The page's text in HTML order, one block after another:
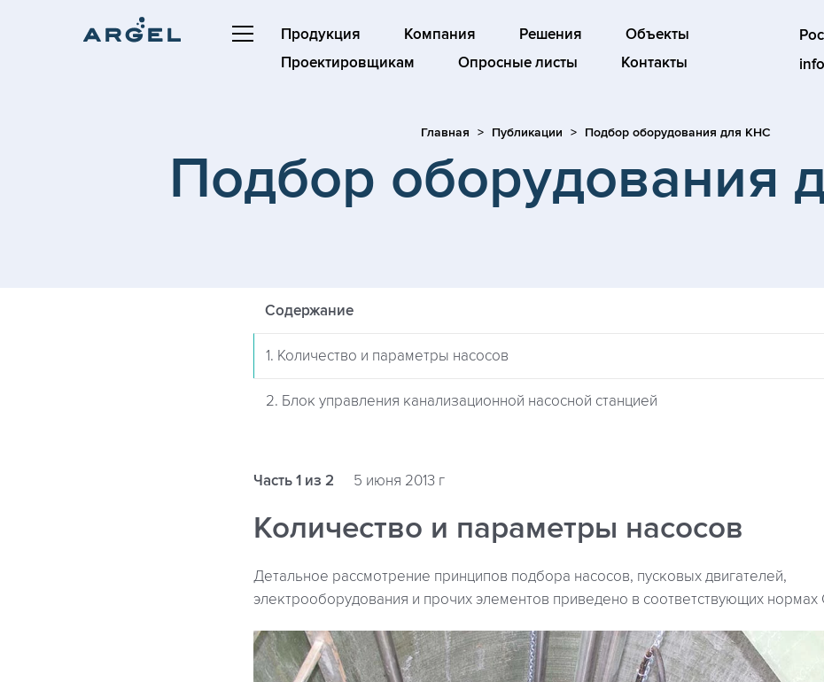
Продукция Компания Решения
Объекты
Проектировщикам
Опросные листы Контакты
Главная Публикации Подбор оборудования для КНС
Подбор оборудования
Содержание
1. Количество и параметры насосов
2. Блок управления канализационной насосной станцией
Часть 1 из 2 5 июня 2013 г
Количество и параметры насосов
Детальное рассмотрение принципов подбора насосов, пусковых двигателей,
электрооборудования и прочих элементов приведено в соответствующих